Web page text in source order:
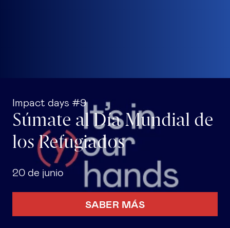
Impact days #9
Súmate al Día Mundial de
los Refugiados
20 de junio
SABER MÁS